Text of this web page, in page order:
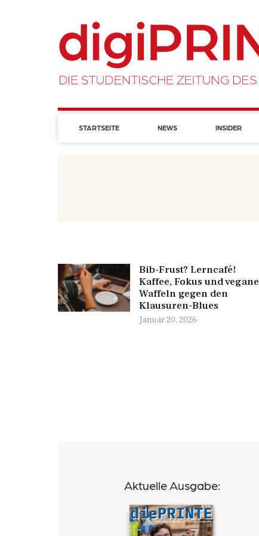
STARTSEITE NEWS INSIDER
Bib-Frust? Lerncafé!
Kaffee, Fokus und vegane
Waffeln gegen den
Klausuren-Blues
Januar 20, 2026
Aktuelle Ausgabe: